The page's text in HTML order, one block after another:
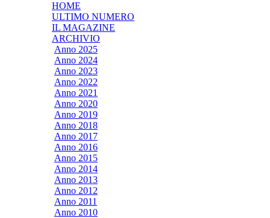
HOME
ULTIMO NUMERO
IL MAGAZINE
ARCHIVIO
Anno 2025
Anno 2024
Anno 2023
Anno 2022
Anno 2021
Anno 2020
Anno 2019
Anno 2018
Anno 2017
Anno 2016
Anno 2015
Anno 2014
Anno 2013
Anno 2012
Anno 2011
Anno 2010